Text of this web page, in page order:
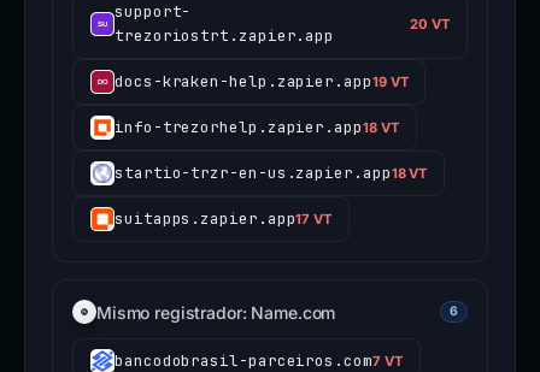
support-
trezoriostrt.zapier.app
20 VT
docs-kraken-help.zapier.app19 VT
info-trezorhelp.zapier.app18 VT
startio-trzr-en-us.zapier.app18 VT
suitapps.zapier.app17 VT
Mismo registrador: Name.com 6
bancodobrasil-parceiros.com7 VT